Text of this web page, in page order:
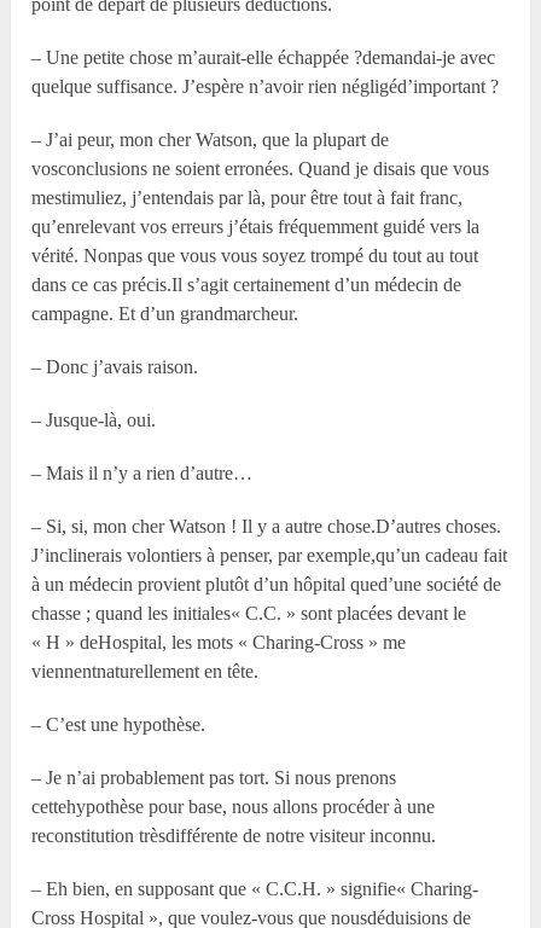
point de départ de plusieurs déductions.
– Une petite chose m’aurait-elle échappée ?demandai-je avec
quelque suffisance. J’espère n’avoir rien négligéd’important ?
– J’ai peur, mon cher Watson, que la plupart de
vosconclusions ne soient erronées. Quand je disais que vous
mestimuliez, j’entendais par là, pour être tout à fait franc,
qu’enrelevant vos erreurs j’étais fréquemment guidé vers la
vérité. Nonpas que vous vous soyez trompé du tout au tout
dans ce cas précis.Il s’agit certainement d’un médecin de
campagne. Et d’un grandmarcheur.
– Donc j’avais raison.
– Jusque-là, oui.
– Mais il n’y a rien d’autre…
– Si, si, mon cher Watson ! Il y a autre chose.D’autres choses.
J’inclinerais volontiers à penser, par exemple,qu’un cadeau fait
à un médecin provient plutôt d’un hôpital qued’une société de
chasse ; quand les initiales« C.C. » sont placées devant le
« H » deHospital, les mots « Charing-Cross » me
viennentnaturellement en tête.
– C’est une hypothèse.
– Je n’ai probablement pas tort. Si nous prenons
cettehypothèse pour base, nous allons procéder à une
reconstitution trèsdifférente de notre visiteur inconnu.
– Eh bien, en supposant que « C.C.H. » signifie« Charing-
Cross Hospital », que voulez-vous que nousdéduisions de